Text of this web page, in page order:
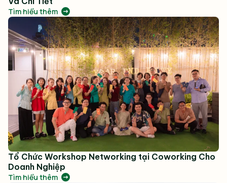
Tìm hiểu thêm
Tổ Chức Workshop Networking tại Coworking Cho
Doanh Nghiệp
Tìm hiểu thêm